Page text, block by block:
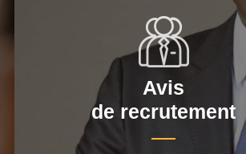
Avis
de recrutement